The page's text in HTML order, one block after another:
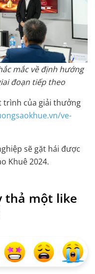
mắc về định hướng
đoạn tiếp theo
trình của giải thưởng
ve-
sẽ gặt hái được
Khuê 2024.
thả một like